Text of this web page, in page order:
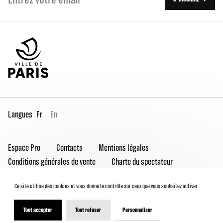
Langues Fr En
Espace Pro Contacts
Mentions légales
Conditions générales de vente
Charte du spectateur
© 2026 - Théâtre de la Ville
Ce site utilise des cookies et vous donne le contrôle sur ceux que vous souhaitez activer
Tout accepter Tout refuser Personnaliser